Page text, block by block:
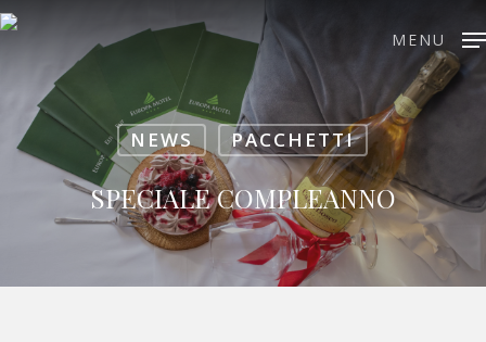
Hit enter to search or ESC to close
MENU
NEWS PACCHETTI
SPECIALE COMPLEANNO